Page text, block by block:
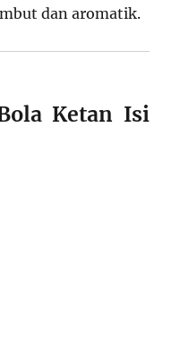
dan aromatik.
Ketan Isi